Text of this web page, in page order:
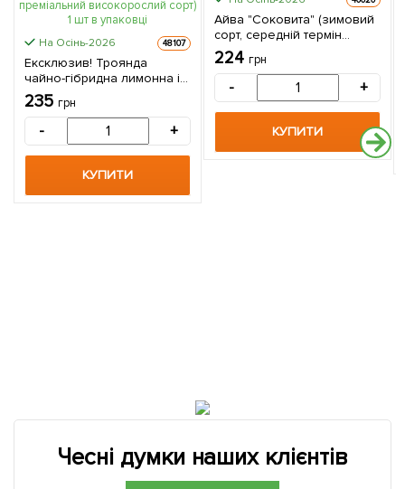
На Осінь-2026 48107
Ексклюзив! Троянда
чайно-гібридна лимонна із
зеленим відтінком "Погляд
Луїзи" (Louise`s look)
(саджанець класу АА +,
високорослий сорт) 1 шт в
235 грн
- +
КУПИТИ
Айва "Соковита" (зимовий
сорт, середній термін
дозрівання) 1 саджанець в
упаковці
224 грн
- +
КУПИТИ
Чесні думки наших клієнтів